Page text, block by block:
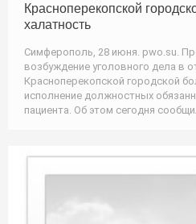
Красноперекопской
халатность
Симферополь, 28 июня. pwo.su.
возбуждение уголовного дела в
Красноперекопской городской
исполнение должностных
пациента. Об этом сегодня